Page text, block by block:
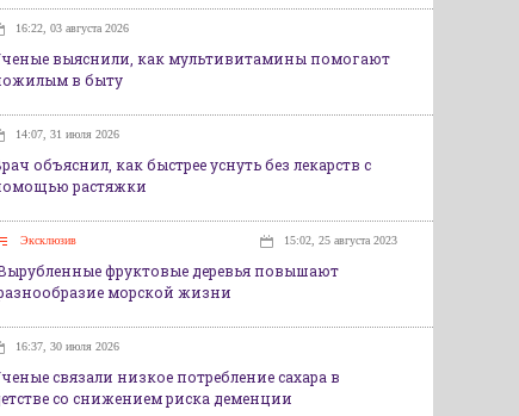
16:22, 03 августа 2026
выяснили, как мультивитамины помогают
в быту
14:07, 31 июля 2026
объяснил, как быстрее уснуть без лекарств с
растяжки
Эксклюзив 15:02, 25 августа 2023
фруктовые деревья повышают
морской жизни
16:37, 30 июля 2026
связали низкое потребление сахара в
со снижением риска деменции